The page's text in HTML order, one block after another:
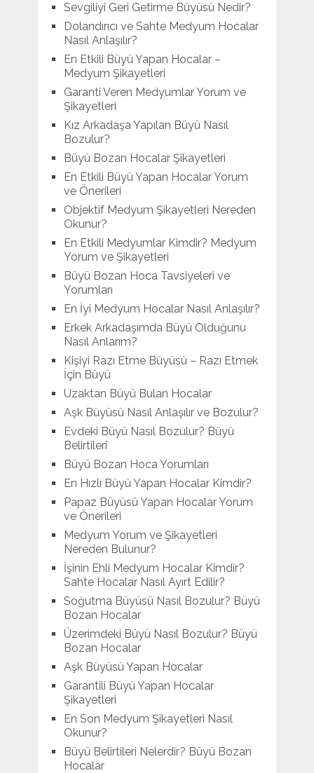
Sevgiliyi Geri Getirme Büyüsü Nedir?
Dolandırıcı ve Sahte Medyum Hocalar
Nasıl Anlaşılır?
En Etkili Büyü Yapan Hocalar –
Medyum Şikayetleri
Garanti Veren Medyumlar Yorum ve
Şikayetleri
Kız Arkadaşa Yapılan Büyü Nasıl
Bozulur?
Büyü Bozan Hocalar Şikayetleri
En Etkili Büyü Yapan Hocalar Yorum
ve Önerileri
Objektif Medyum Şikayetleri Nereden
Okunur?
En Etkili Medyumlar Kimdir? Medyum
Yorum ve Şikayetleri
Büyü Bozan Hoca Tavsiyeleri ve
Yorumları
En İyi Medyum Hocalar Nasıl Anlaşılır?
Erkek Arkadaşımda Büyü Olduğunu
Nasıl Anlarım?
Kişiyi Razı Etme Büyüsü – Razı Etmek
İçin Büyü
Uzaktan Büyü Bulan Hocalar
Aşk Büyüsü Nasıl Anlaşılır ve Bozulur?
Evdeki Büyü Nasıl Bozulur? Büyü
Belirtileri
Büyü Bozan Hoca Yorumları
En Hızlı Büyü Yapan Hocalar Kimdir?
Papaz Büyüsü Yapan Hocalar Yorum
ve Önerileri
Medyum Yorum ve Şikayetleri
Nereden Bulunur?
İşinin Ehli Medyum Hocalar Kimdir?
Sahte Hocalar Nasıl Ayırt Edilir?
Soğutma Büyüsü Nasıl Bozulur? Büyü
Bozan Hocalar
Üzerimdeki Büyü Nasıl Bozulur? Büyü
Bozan Hocalar
Aşk Büyüsü Yapan Hocalar
Garantili Büyü Yapan Hocalar
Şikayetleri
En Son Medyum Şikayetleri Nasıl
Okunur?
Büyü Belirtileri Nelerdir? Büyü Bozan
Hocalar